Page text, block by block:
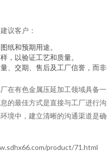
议客户：
纸和预期用途。
，以验证工艺和质量。
、交期、售后及工厂信誉，而
在有色金属压延加工领域具备
的最佳方式是直接与工厂进行沟
境中，建立清晰的沟通渠道是
product/71.html